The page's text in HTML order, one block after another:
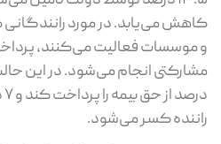
کاهش می‌یابد. در مورد
و موسسات فعالیت می‌کنند،
راننده کسر می‌شود.